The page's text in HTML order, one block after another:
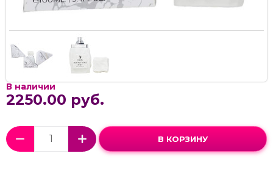
В наличии
2250.00 руб.
В КОРЗИНУ